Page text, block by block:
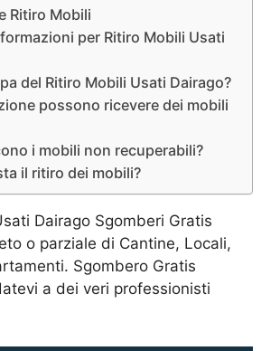
Ritiro Mobili
per Ritiro Mobili Usati
del Ritiro Mobili Usati Dairago?
possono ricevere dei mobili
i mobili non recuperabili?
il ritiro dei mobili?
Dairago Sgomberi Gratis
o parziale di Cantine, Locali,
Sgombero Gratis
a dei veri professionisti